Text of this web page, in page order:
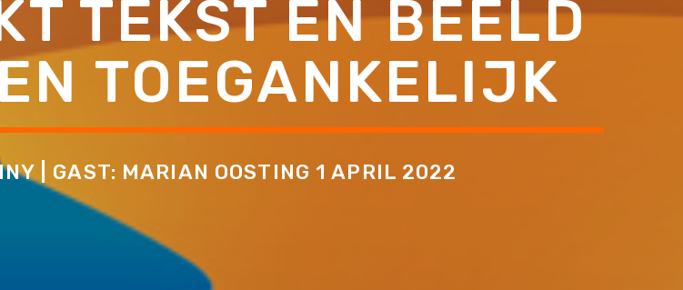
TEKST EN BEELD
TOEGANKELIJK
| GAST: MARIAN OOSTING 1 APRIL 2022